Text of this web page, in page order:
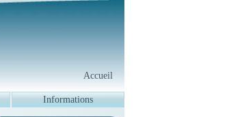
Informations
Accueil